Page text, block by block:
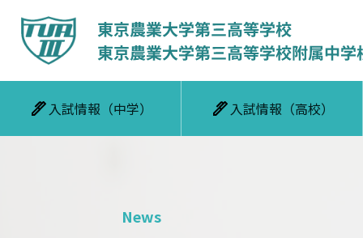
入試情報（中学） 入試情報（高校）
News